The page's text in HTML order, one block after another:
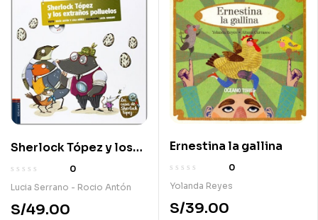
Sherlock Tópez y los
extraños polluelos
0
Lucia Serrano - Rocio Antón
S/49.00
Ernestina la gallina
0
Yolanda Reyes
S/39.00